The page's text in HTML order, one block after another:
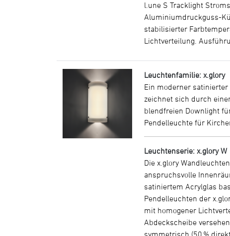
l.une S Tracklight
Aluminiumdruckguss-
stabilisierter
Lichtverteilung.
Leuchtenfamilie: x.glory
Ein moderner
zeichnet sich durch
blendfreien Downlight
Pendelleuchte für
Leuchtenserie: x.glory W
Die x.glory
anspruchsvolle
satiniertem Acrylglas
Pendelleuchten der
mit homogener
Abdeckscheibe
symmetrisch (50 %